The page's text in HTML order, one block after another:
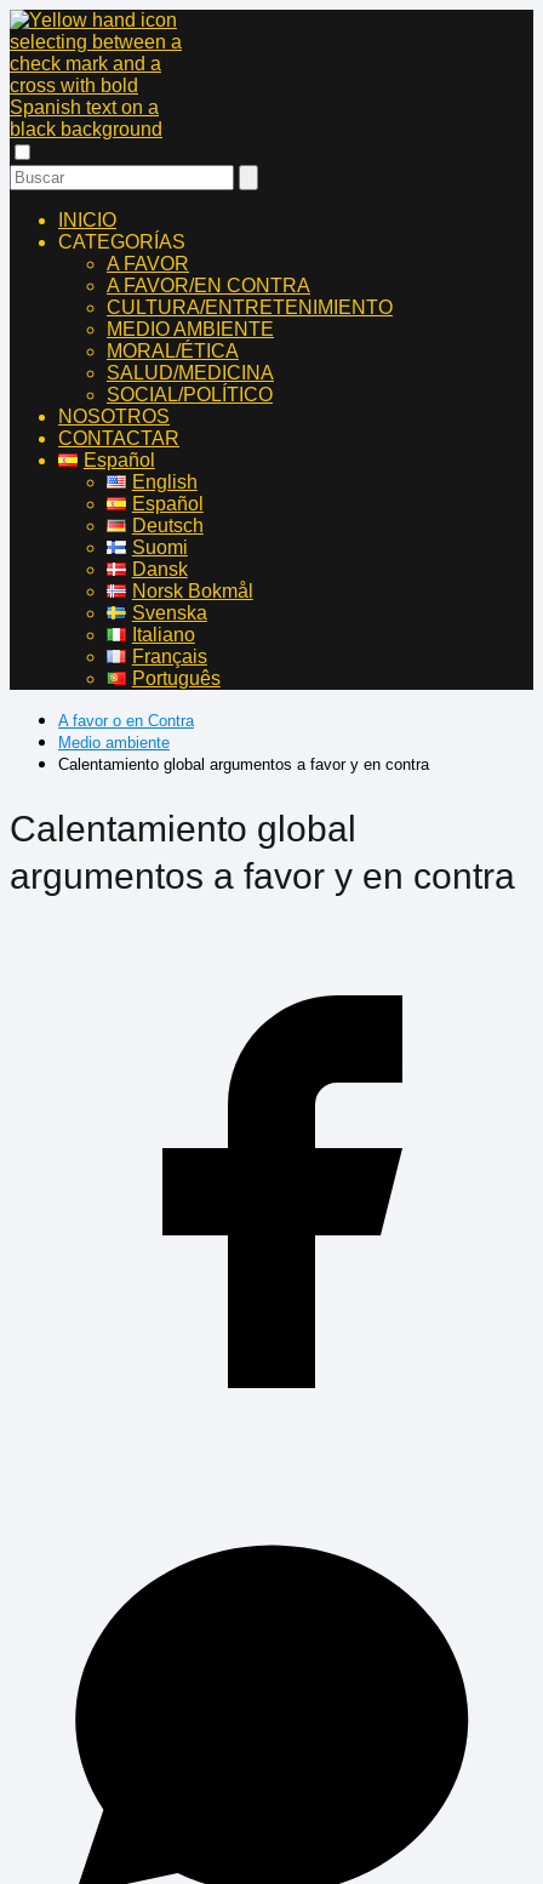
INICIO
CATEGORÍAS
A FAVOR
A FAVOR/EN CONTRA
CULTURA/ENTRETENIMIENTO
MEDIO AMBIENTE
MORAL/ÉTICA
SALUD/MEDICINA
SOCIAL/POLÍTICO
NOSOTROS
CONTACTAR
Español
English
Español
Deutsch
Suomi
Dansk
Norsk Bokmål
Svenska
Italiano
Français
Português
A favor o en Contra
Medio ambiente
Calentamiento global argumentos a favor y en contra
Calentamiento global
argumentos a favor y en contra